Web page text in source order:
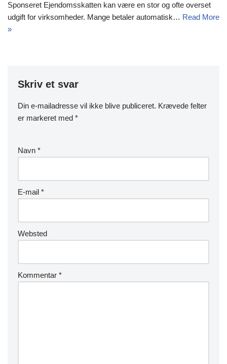
Sponseret Ejendomsskatten kan være en stor og ofte overset
udgift for virksomheder. Mange betaler automatisk… Read More
»
Skriv et svar
Din e-mailadresse vil ikke blive publiceret. Krævede felter
er markeret med *
Navn *
E-mail *
Websted
Kommentar *